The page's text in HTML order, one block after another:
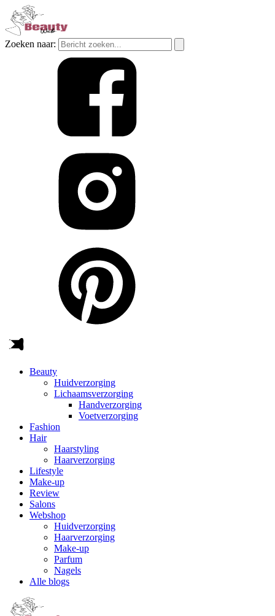
Zoeken naar:
Beauty
Huidverzorging
Lichaamsverzorging
Handverzorging
Voetverzorging
Fashion
Hair
Haarstyling
Haarverzorging
Lifestyle
Make-up
Review
Salons
Webshop
Huidverzorging
Haarverzorging
Make-up
Parfum
Nagels
Alle blogs